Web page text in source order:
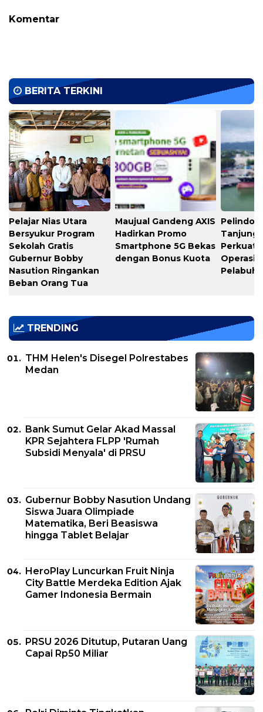
Komentar
BERITA TERKINI
Pelajar Nias Utara
Bersyukur Program
Sekolah Gratis
Gubernur Bobby
Nasution Ringankan
Beban Orang Tua
Maujual Gandeng AXIS
Hadirkan Promo
Smartphone 5G Bekas
dengan Bonus Kuota
Pelindo
Tanjung
Perkuat
TRENDING
THM Helen's Disegel Polrestabes
Medan
Bank Sumut Gelar Akad Massal
KPR Sejahtera FLPP 'Rumah
Subsidi Menyala' di PRSU
Gubernur Bobby Nasution Undang
Siswa Juara Olimpiade
Matematika, Beri Beasiswa
hingga Tablet Belajar
HeroPlay Luncurkan Fruit Ninja
City Battle Merdeka Edition Ajak
Gamer Indonesia Bermain
PRSU 2026 Ditutup, Putaran Uang
Capai Rp50 Miliar